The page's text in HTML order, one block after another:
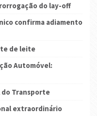
do lay-off
confirma adiamento
de leite
Automóvel:
do Transporte
extraordinário